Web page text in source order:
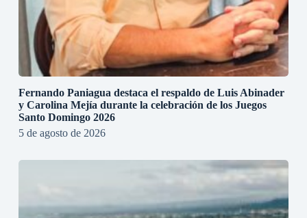
Fernando Paniagua destaca el respaldo de Luis Abinader
y Carolina Mejía durante la celebración de los Juegos
Santo Domingo 2026
5 de agosto de 2026